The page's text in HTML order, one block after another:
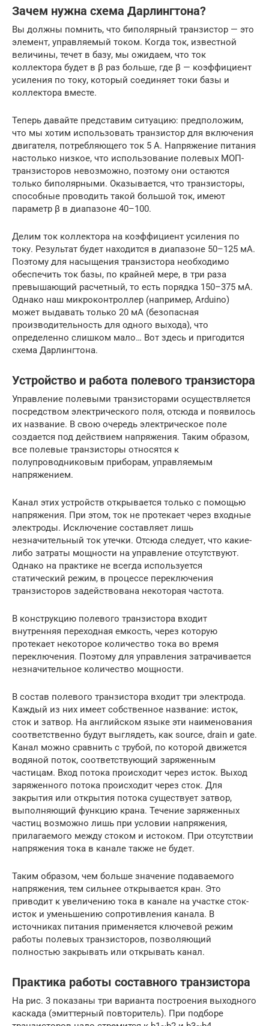
Зачем нужна схема Дарлингтона?
Вы должны помнить, что биполярный транзистор — это
элемент, управляемый током. Когда ток, известной
величины, течет в базу, мы ожидаем, что ток
коллектора будет в β раз больше, где β — коэффициент
усиления по току, который соединяет токи базы и
коллектора вместе.
Теперь давайте представим ситуацию: предположим,
что мы хотим использовать транзистор для включения
двигателя, потребляющего ток 5 А. Напряжение питания
настолько низкое, что использование полевых МОП-
транзисторов невозможно, поэтому они остаются
только биполярными. Оказывается, что транзисторы,
способные проводить такой большой ток, имеют
параметр β в диапазоне 40–100.
Делим ток коллектора на коэффициент усиления по
току. Результат будет находится в диапазоне 50–125 мА.
Поэтому для насыщения транзистора необходимо
обеспечить ток базы, по крайней мере, в три раза
превышающий расчетный, то есть порядка 150–375 мА.
Однако наш микроконтроллер (например, Arduino)
может выдавать только 20 мА (безопасная
производительность для одного выхода), что
определенно слишком мало… Вот здесь и пригодится
схема Дарлингтона.
Устройство и работа полевого транзистора
Управление полевыми транзисторами осуществляется
посредством электрического поля, отсюда и появилось
их название. В свою очередь электрическое поле
создается под действием напряжения. Таким образом,
все полевые транзисторы относятся к
полупроводниковым приборам, управляемым
напряжением.
Канал этих устройств открывается только с помощью
напряжения. При этом, ток не протекает через входные
электроды. Исключение составляет лишь
незначительный ток утечки. Отсюда следует, что какие-
либо затраты мощности на управление отсутствуют.
Однако на практике не всегда используется
статический режим, в процессе переключения
транзисторов задействована некоторая частота.
В конструкцию полевого транзистора входит
внутренняя переходная емкость, через которую
протекает некоторое количество тока во время
переключения. Поэтому для управления затрачивается
незначительное количество мощности.
В состав полевого транзистора входит три электрода.
Каждый из них имеет собственное название: исток,
сток и затвор. На английском языке эти наименования
соответственно будут выглядеть, как source, drain и gate.
Канал можно сравнить с трубой, по которой движется
водяной поток, соответствующий заряженным
частицам. Вход потока происходит через исток. Выход
заряженного потока происходит через сток. Для
закрытия или открытия потока существует затвор,
выполняющий функцию крана. Течение заряженных
частиц возможно лишь при условии напряжения,
прилагаемого между стоком и истоком. При отсутствии
напряжения тока в канале также не будет.
Таким образом, чем больше значение подаваемого
напряжения, тем сильнее открывается кран. Это
приводит к увеличению тока в канале на участке сток-
исток и уменьшению сопротивления канала. В
источниках питания применяется ключевой режим
работы полевых транзисторов, позволяющий
полностью закрывать или открывать канал.
Практика работы составного транзистора
На рис. 3 показаны три варианта построения выходного
каскада (эмиттерный повторитель). При подборе